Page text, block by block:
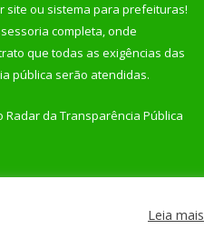
site ou sistema para prefeituras!
completa, onde
que todas as exigências das
pública serão atendidas.
Radar da Transparência Pública
Acessar Webmail
Leia mais